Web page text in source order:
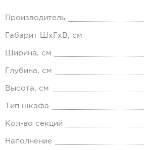
Производитель
Габарит ШхГхВ, см
Ширина, см
Глубина, см
Высота, см
Тип шкафа
Кол-во секций
Наполнение